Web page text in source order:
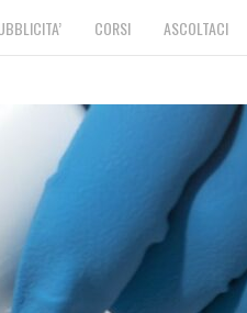
CORSI ASCOLTACI